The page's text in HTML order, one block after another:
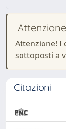
Attenzione
Attenzione! I
sottoposti a
Citazioni